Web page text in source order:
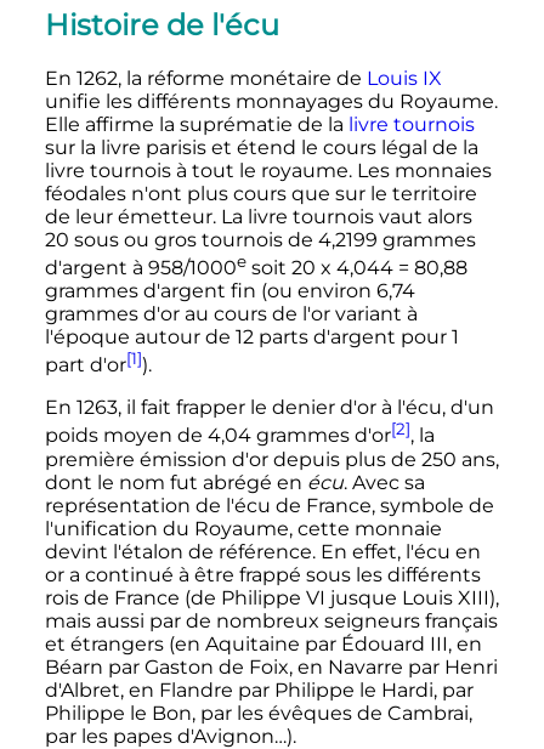
Histoire de l'écu
En 1262, la réforme monétaire de Louis IX
unifie les différents monnayages du Royaume.
Elle affirme la suprématie de la livre tournois
sur la livre parisis et étend le cours légal de la
livre tournois à tout le royaume. Les monnaies
féodales n'ont plus cours que sur le territoire
de leur émetteur. La livre tournois vaut alors
20 sous ou gros tournois de 4,2199 grammes
d'argent à 958/1000esoit 20 x 4,044 = 80,88
grammesd'argent fin (ou environ 6,74
grammesd'or au cours de l'or variant à
l'époque autour de 12 partsd'argent pour 1
part d'or[1]).
En 1263, il fait frapper le denier d'or à l'écu, d'un
poids moyen de 4,04 grammesd'or[2], la
première émission d'or depuis plus de 250 ans,
dont le nom fut abrégé en écu. Avec sa
représentation de l'écu de France, symbole de
l'unification du Royaume, cette monnaie
devint l'étalon de référence. En effet, l'écu en
or a continué à être frappé sous les différents
rois de France (de Philippe VI jusque Louis XIII),
mais aussi par de nombreux seigneurs français
et étrangers (en Aquitaine par Édouard III, en
Béarn par Gaston de Foix, en Navarre par Henri
d'Albret, en Flandre par Philippe le Hardi, par
Philippe le Bon, par les évêques de Cambrai,
par les papes d'Avignon…).